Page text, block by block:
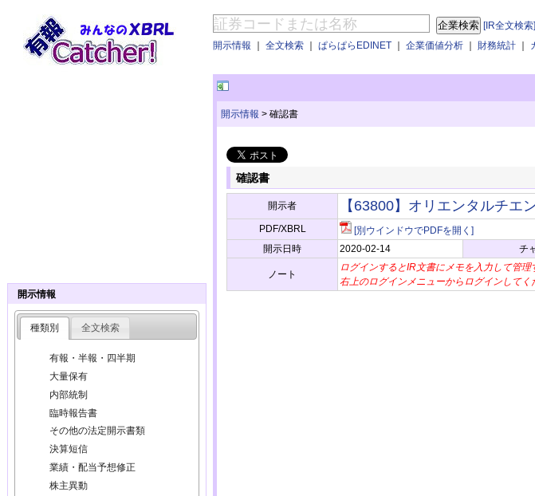
[IR全文検索]
開示情報 ｜ 全文検索 ｜ ぱらぱらEDINET ｜ 企業価値分析 ｜ 財務統計 ｜
開示情報 > 確認書
確認書
開示者 【63800】オリエンタルチエ
PDF/XBRL
[別ウインドウでPDFを開く]
開示日時
2020-02-14 チ
ノート
ログインするとIR文書にメモを入力して管
右上のログインメニューからログインしてく
開示情報
種類別 全文検索
有報・半報・四半期
大量保有
内部統制
臨時報告書
その他の法定開示書類
決算短信
業績・配当予想修正
株主異動